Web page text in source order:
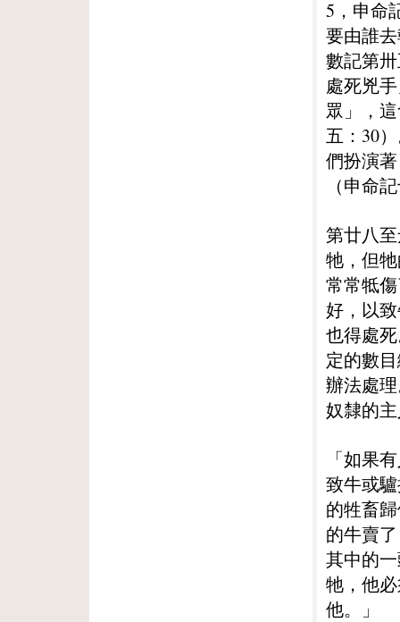
5，申命
要由誰
數記第
處死兇
眾」，
五：30
們扮演
（申命
第廿八
牠，但
常常牴
好，以
也得處
定的數
辦法處
奴隸的
「如果
致牛或
的牲畜
的牛賣
其中的
牠，他
他。」